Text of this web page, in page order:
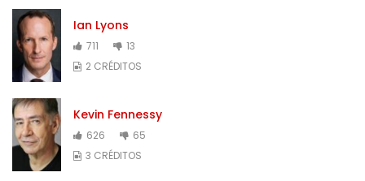
Ian Lyons
711
13
2 CRÉDITOS
Kevin Fennessy
626
65
3 CRÉDITOS